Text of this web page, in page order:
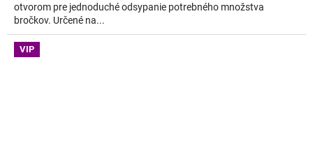
otvorom pre jednoduché odsypanie potrebného množstva
bročkov. Určené na...
VIP